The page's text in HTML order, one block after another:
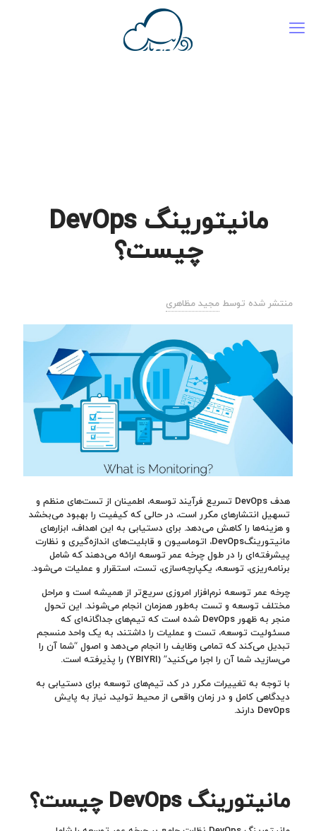
مانیتورینگ DevOps
چیست؟
منتشر شده توسط مجید مظاهری
هدف DevOps تسریع فرآیند توسعه، اطمینان از تست‌های منظم و
تسهیل انتشارهای مکرر است، در حالی که کیفیت را بهبود می‌بخشد
و هزینه‌ها را کاهش می‌دهد. برای دستیابی به این اهداف، ابزارهای
مانیتورینگDevOps، اتوماسیون و قابلیت‌های اندازه‌گیری و نظارت
پیشرفته‌ای را در طول چرخه عمر توسعه ارائه می‌دهند که شامل
برنامه‌ریزی، توسعه، یکپارچه‌سازی، تست، استقرار و عملیات می‌شود.
چرخه عمر توسعه نرم‌افزار امروزی سریع‌تر از همیشه است و مراحل
مختلف توسعه و تست به‌طور همزمان انجام می‌شوند. این تحول
منجر به ظهور DevOps شده است که تیم‌های جداگانه‌ای که
مسئولیت توسعه، تست و عملیات را داشتند، به یک واحد منسجم
تبدیل می‌کند که تمامی وظایف را انجام می‌دهد و اصول “شما آن را
می‌سازید، شما آن را اجرا می‌کنید” (YBIYRI) را پذیرفته است.
با توجه به تغییرات مکرر در کد، تیم‌های توسعه برای دستیابی به
دیدگاهی کامل و در زمان واقعی از محیط تولید، نیاز به پایش
DevOps دارند.
مانیتورینگ DevOps چیست؟